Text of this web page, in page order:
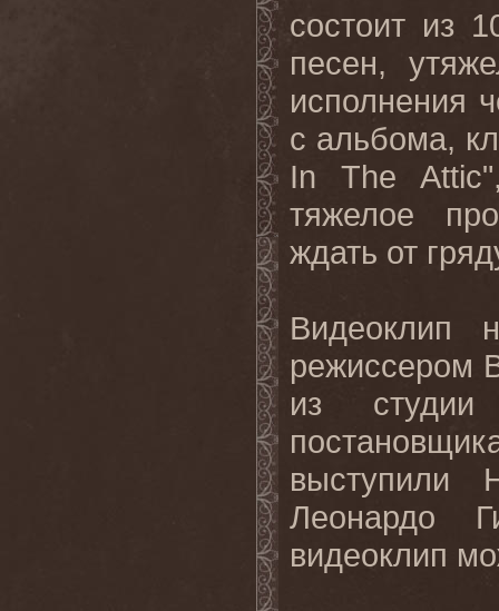
состоит из
песен,
исполнения
с альбома,
In
The Attic
тяжелое
ждать от
Видеоклип
режиссером
из
выступили
Леонардо
видеоклип